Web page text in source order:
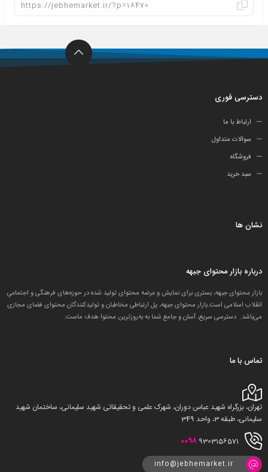
دسترسی فوری
ارتباط با ما
سوالات متداول
فروشگاه
سبد خرید
نشان ها
درباره بازار محتوای جبهه
بازار محتوای جبهه، بستری برای نمایش و عرضه محتوای تولید شده در حوزه‌های فرهنگی و اجتماعیِ
انقلاب اسلامی است.بازار محتوای جبهه، پل ارتباطی مخاطبان و تولید‌کنندگان محتوای فضای مجازی
می‌باشد. دسترسی سریع، آسان و جامع شما به به‌روزترین محتوا هدف ماست.
تماس با ما
تهران، بزرگراه شهید عباس دوران، شهرک علمی و تحقیقاتی شهید سلیمانی، ساختمان شهید
سلیمانی، طبقه 3، واحد 349
0098 9303156571
info@jebhemarket.ir